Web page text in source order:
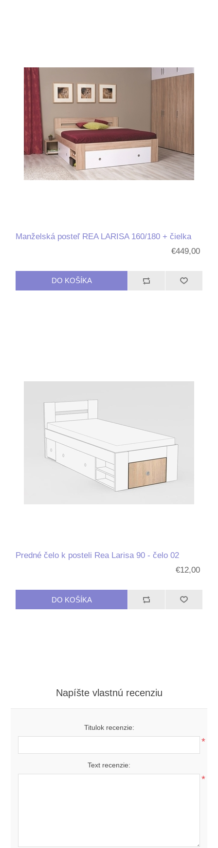
Manželská posteľ REA LARISA 160/180 + čielka
€449,00
Predné čelo k posteli Rea Larisa 90 - čelo 02
€12,00
Napíšte vlastnú recenziu
Titulok recenzie:
*
Text recenzie:
*